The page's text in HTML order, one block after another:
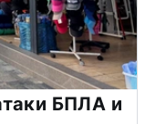
БПЛА и